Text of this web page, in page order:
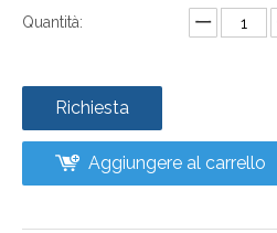
Quantità:
Richiesta
Aggiungere al carrello